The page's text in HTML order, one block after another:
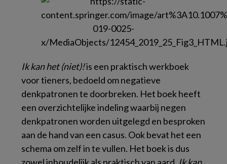
Ik kan het (niet)!is een praktisch werkboek
voor tieners, bedoeld om negatieve
denkpatronen te doorbreken. Het boek heeft
een overzichtelijke indeling waarbij negen
denkpatronen worden uitgelegd en besproken
aan de hand van een casus. Ook bevat het een
schema om zelf in te vullen. Het boek is dus